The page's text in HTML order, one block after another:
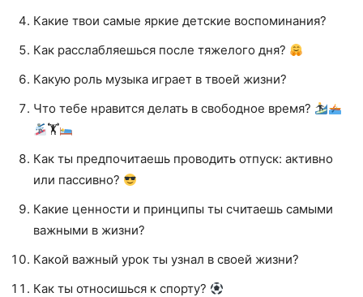
Какие твои самые яркие детские воспоминания?
Как расслабляешься после тяжелого дня?
Какую роль музыка играет в твоей жизни?
Что тебе нравится делать в свободное время?
🏋
Как ты предпочитаешь проводить отпуск: активно
или пассивно?
Какие ценности и принципы ты считаешь самыми
важными в жизни?
Какой важный урок ты узнал в своей жизни?
Как ты относишься к спорту?